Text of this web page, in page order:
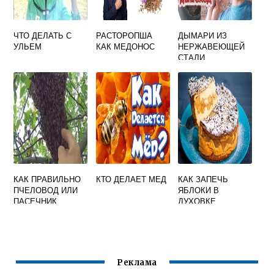
ЧТО ДЕЛАТЬ С
УЛЬЕМ
РАСТОРОПША
КАК МЕДОНОС
ДЫМАРИ ИЗ
НЕРЖАВЕЮЩЕЙ
СТАЛИ
КАК ПРАВИЛЬНО
ПЧЕЛОВОД ИЛИ
ПАСЕЧНИК
КТО ДЕЛАЕТ МЕД
КАК ЗАПЕЧЬ
ЯБЛОКИ В
ДУХОВКЕ
Реклама